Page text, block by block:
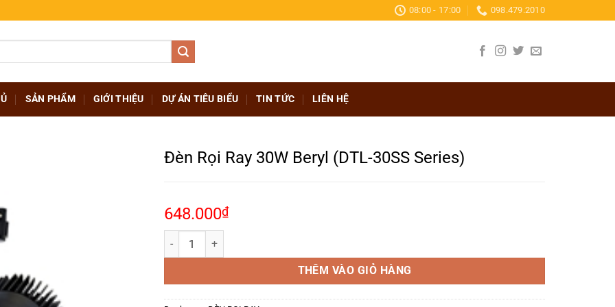
08:00 - 17:00 098.479.2010
SẢN PHẨM GIỚI THIỆU DỰ ÁN TIÊU BIỂU TIN TỨC LIÊN HỆ
Đèn Rọi Ray 30W Beryl (DTL-30SS Series)
648.000₫
Đèn Rọi Ray 30W Beryl (DTL-30SS Series) số lượng
THÊM VÀO GIỎ HÀNG